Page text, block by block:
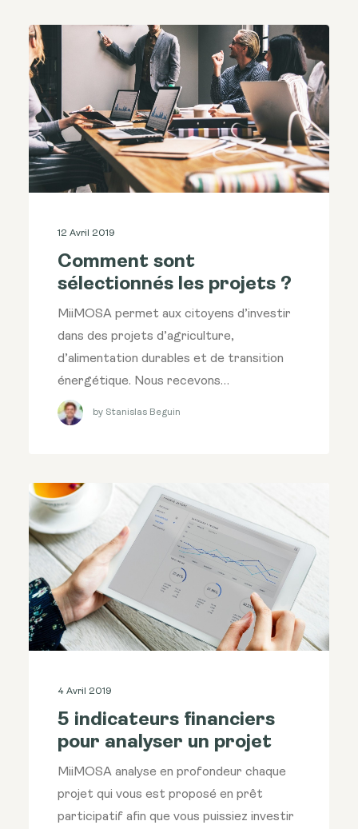
12 Avril 2019
Comment sont
sélectionnés les projets ?
MiiMOSA permet aux citoyens d’investir
dans des projets d’agriculture,
d’alimentation durables et de transition
énergétique. Nous recevons…
by Stanislas Beguin
4 Avril 2019
5 indicateurs financiers
pour analyser un projet
MiiMOSA analyse en profondeur chaque
projet qui vous est proposé en prêt
participatif afin que vous puissiez investir